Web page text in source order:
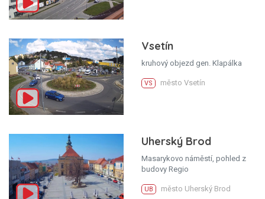
Vsetín
kruhový objezd gen. Klapálka
VS město Vsetín
Uherský Brod
Masarykovo náměstí, pohled z
budovy Regio
UB město Uherský Brod